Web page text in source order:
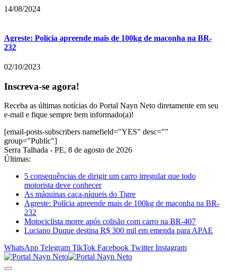
14/08/2024
Agreste: Polícia apreende mais de 100kg de maconha na BR-
232
02/10/2023
Inscreva-se agora!
Receba as últimas notícias do Portal Nayn Neto diretamente em seu
e-mail e fique sempre bem informado(a)!
[email-posts-subscribers namefield="YES" desc=""
group="Public"]
Serra Talhada - PE, 8 de agosto de 2026
Últimas:
5 consequências de dirigir um carro irregular que todo
motorista deve conhecer
As máquinas caça-níqueis do Tigre
Agreste: Polícia apreende mais de 100kg de maconha na BR-
232
Motociclista morre após colisão com carro na BR-407
Luciano Duque destina R$ 300 mil em emenda para APAE
WhatsApp Telegram TikTok Facebook Twitter Instagram